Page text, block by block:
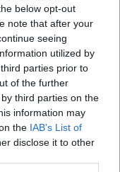
below opt-out
note that after your
seeing
utilized by
parties prior to
of the further
third parties on the
information may
the IAB’s List of
disclose it to other
τη διπλή
περιπέτεια μέσα από
χιλιάδες
στην
με την κόρη
που «λύγισε»